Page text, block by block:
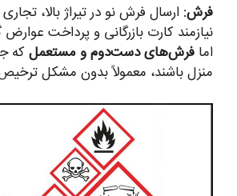
فرش: ارسال فرش نو در تیراژ بالا،
نیازمند کارت بازرگانی و پرداخت
اما فرش‌های دست‌دوم و مستعمل که
منزل باشند، معمولاً بدون مشکل